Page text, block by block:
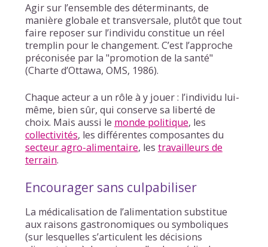
Agir sur l’ensemble des déterminants, de
manière globale et transversale, plutôt que tout
faire reposer sur l’individu constitue un réel
tremplin pour le changement. C’est l’approche
préconisée par la "promotion de la santé"
(Charte d’Ottawa, OMS, 1986).
Chaque acteur a un rôle à y jouer : l’individu lui-
même, bien sûr, qui conserve sa liberté de
choix. Mais aussi le monde politique, les
collectivités, les différentes composantes du
secteur agro-alimentaire, les travailleurs de
terrain.
Encourager sans culpabiliser
La médicalisation de l’alimentation substitue
aux raisons gastronomiques ou symboliques
(sur lesquelles s’articulent les décisions